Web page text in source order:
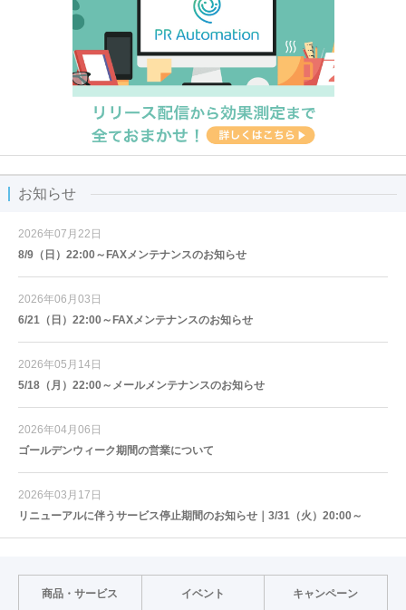
お知らせ
2026年07月22日
8/9（日）22:00～FAXメンテナンスのお知らせ
2026年06月03日
6/21（日）22:00～FAXメンテナンスのお知らせ
2026年05月14日
5/18（月）22:00～メールメンテナンスのお知らせ
2026年04月06日
ゴールデンウィーク期間の営業について
2026年03月17日
リニューアルに伴うサービス停止期間のお知らせ｜3/31（火）20:00～
商品・サービス イベント キャンペーン